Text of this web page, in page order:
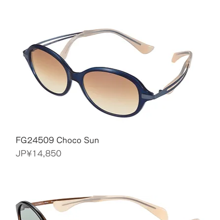
FG24509 Choco Sun
價格
JP¥14,850